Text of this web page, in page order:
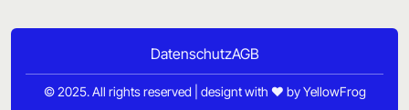
DatenschutzAGB
© 2025. All rights reserved | designt with ♥ byYellowFrog